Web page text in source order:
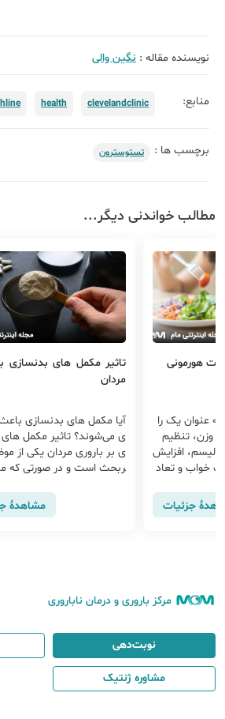
نویسنده مقاله : نگین والی
منابع: clevelandclinic
health
برچسب ها : تستوسترون
مطالب خواندنی دیگر...
هورمونی
عنوان یک را
وزن، تنظیم
افزایش
خواب و تعاد
است.جزئیات
تاثیر مکمل های بدنسازی
مردان
آیا مکمل های بدنسازی باعث
ی می‌شوند؟ تاثیر مکمل های
ی بر باروری مردان یکی از
ربحث است و در صورتی که
ه مصرف شوند، غالباً بر
م‌ها تأثیری نمی‌گذارند.
مشاهدهٔ
مرکز باروری و درمان ناباروری
نوبت‌دهی
مشاوره ژنتیک